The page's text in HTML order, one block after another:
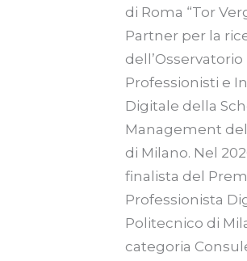
di Roma “Tor
Partner per la
dell’Osservatorio
Professionisti e
Digitale della
Management
di Milano. Nel
finalista del
Professionista
Politecnico di
categoria